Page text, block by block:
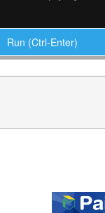
Run (Ctrl-Enter)